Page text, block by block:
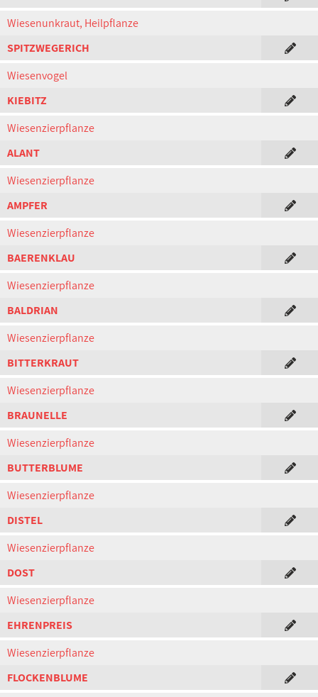
Wiesenunkraut, Heilpflanze
SPITZWEGERICH
Wiesenvogel
KIEBITZ
Wiesenzierpflanze
ALANT
Wiesenzierpflanze
AMPFER
Wiesenzierpflanze
BAERENKLAU
Wiesenzierpflanze
BALDRIAN
Wiesenzierpflanze
BITTERKRAUT
Wiesenzierpflanze
BRAUNELLE
Wiesenzierpflanze
BUTTERBLUME
Wiesenzierpflanze
DISTEL
Wiesenzierpflanze
DOST
Wiesenzierpflanze
EHRENPREIS
Wiesenzierpflanze
FLOCKENBLUME